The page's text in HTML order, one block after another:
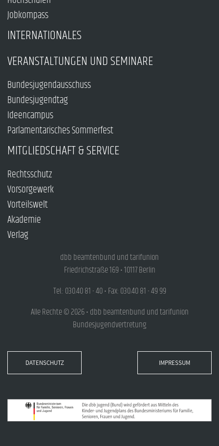
Jobkompass
INTERNATIONALES
VERANSTALTUNGEN UND SEMINARE
Bundesjugendausschuss
Bundesjugendtag
Ideencampus
Parlamentarisches Sommerfest
MITGLIEDSCHAFT & SERVICE
Rechtsschutz
Vorsorgewerk
Vorteilswelt
Akademie
Verlag
dbb beamtenbund und tarifunion
Friedrichstraße 169 • 10117 Berlin
Tel.: 030.40 81 - 40 • Fax: 030.40 81 - 49 99
Alle Rechte © 2026 • dbb beamtenbund und tarifunion
Bundesjugendvertretung
DATENSCHUTZ IMPRESSUM